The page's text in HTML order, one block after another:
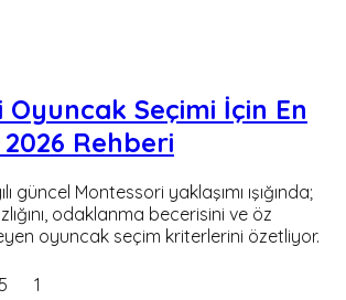
Seçimi İçin En
Rehberi
güncel Montessori yaklaşımı ışığında;
odaklanma becerisini ve öz
oyuncak seçim kriterlerini özetliyor.
5 1